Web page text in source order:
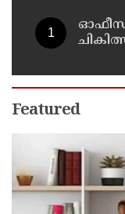
Featured